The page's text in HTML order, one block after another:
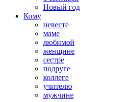
Новый год
Кому
невесте
маме
любимой
женщине
сестре
подруге
коллеге
учителю
мужчине